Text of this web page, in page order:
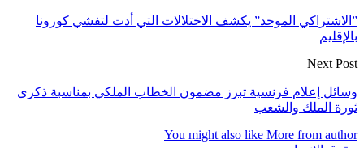
”الاشتراكي الموحد” يكشف الاختلالات التي أدت لتفشي كورونا
بالإقليم
Next Post
وسائل إعلام فرنسية تبرز مضمون الخطاب الملكي بمناسبة ذكرى
ثورة الملك والشعب
You might also like More from author